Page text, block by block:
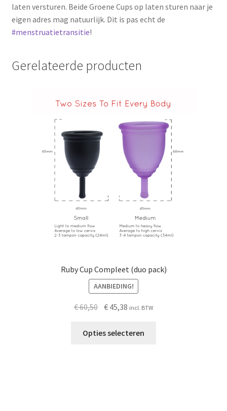
laten versturen. Beide Groene Cups op laten sturen naar je
eigen adres mag natuurlijk. Dit is pas echt de
#menstruatietransitie!
Gerelateerde producten
Ruby Cup Compleet (duo pack)
AANBIEDING!
€60,50 Oorspronkelijke
was:
€ 45,38 Huidige
is:
incl. BTW
Opties selecteren